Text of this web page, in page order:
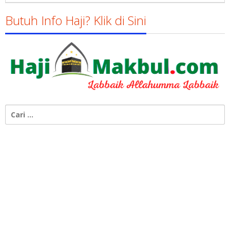
Susanto
Butuh Info Haji? Klik di Sini
untuk: